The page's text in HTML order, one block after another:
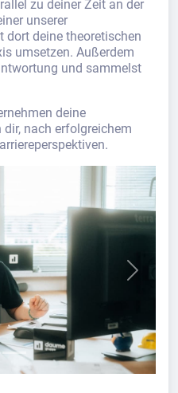
zu deiner Zeit an der
unserer
dort deine theoretischen
umsetzen. Außerdem
und sammelst
deine
nach erfolgreichem
Next